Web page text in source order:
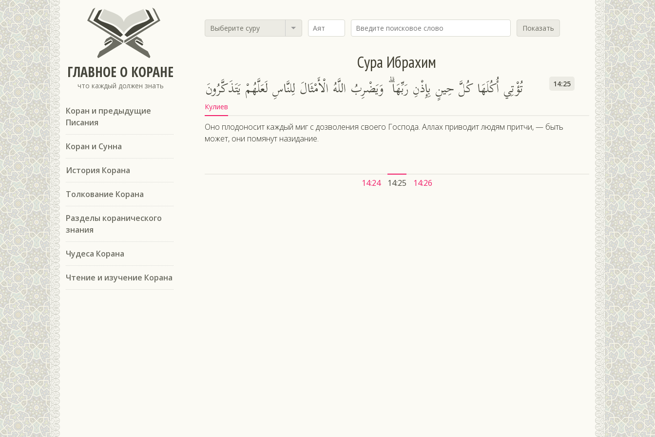
ГЛАВНОЕ О КОРАНЕ
что каждый должен знать
Коран и предыдущие
Писания
Коран и Сунна
История Корана
Толкование Корана
Разделы коранического
знания
Чудеса Корана
Чтение и изучение Корана
Выберите суру Показать
Сура Ибрахим
تُؤْتِي أُكُلَهَا كُلَّ حِينٍ بِإِذْنِ رَبِّهَا ۗ وَيَضْرِبُ اللَّهُ الْأَمْثَالَ لِلنَّاسِ لَعَلَّهُمْ يَتَذَكَّرُونَ 14:25
Кулиев
Оно плодоносит каждый миг с дозволения своего Господа. Аллах приводит людям притчи, — быть
может, они помянут назидание.
14:24 14:25 14:26